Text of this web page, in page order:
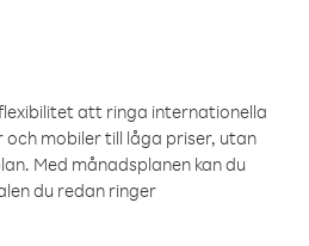
att ringa internationella
mobiler till låga priser, utan
Med månadsplanen kan du
du redan ringer